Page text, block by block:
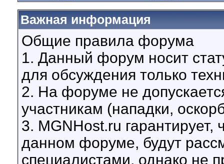
Важная информация
Общие правила форума
1. Данный форум носит
для обсуждения только
2. На форуме не
участникам (нападки,
3. MGNHost.ru
данном форуме, будут
специалистами, однако не